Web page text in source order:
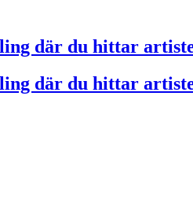
där du hittar
där du hittar